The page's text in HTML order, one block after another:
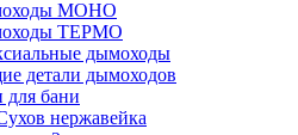
МОНО
ТЕРМО
дымоходы
детали дымоходов
для бани
нержавейка